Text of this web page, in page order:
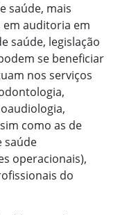
saúde, mais
em auditoria em
saúde, legislação
se beneficiar
nos serviços
como as de
saúde
operacionais),
do